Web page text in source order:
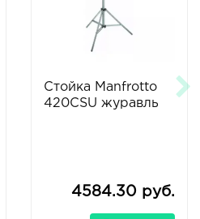
Стойка Manfrotto
420CSU журавль
4584.30 руб.